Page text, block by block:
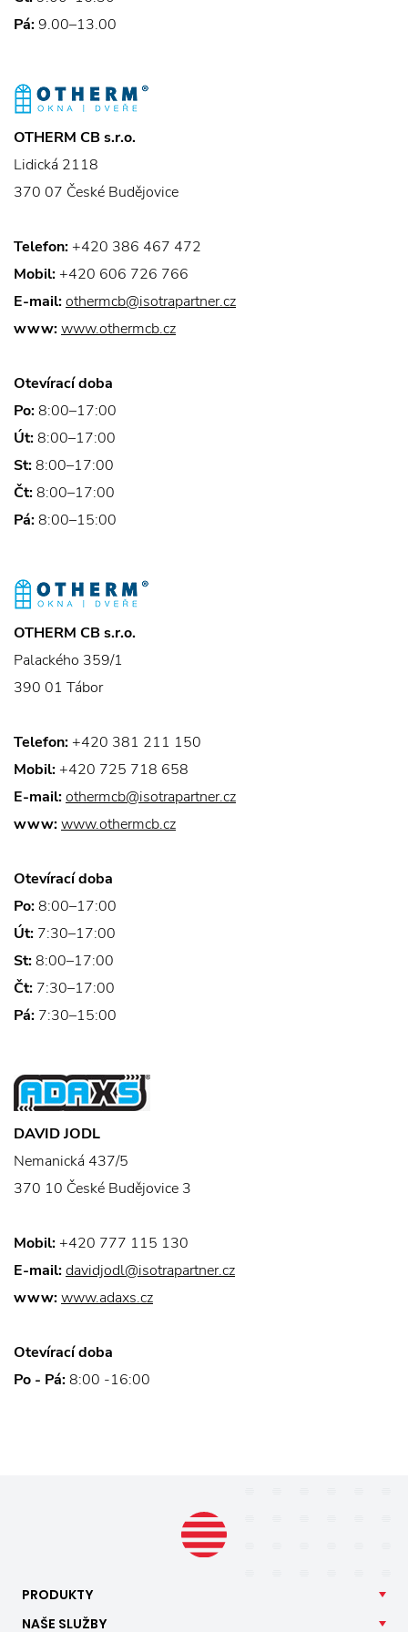
Pá: 9.00–13.00
OTHERM CB s.r.o.
Lidická 2118
370 07 České Budějovice
Telefon: +420 386 467 472
Mobil: +420 606 726 766
E-mail:othermcb@isotrapartner.cz
www:www.othermcb.cz
Otevírací doba
Po:8:00–17:00
Út:8:00–17:00
St:8:00–17:00
Čt:8:00–17:00
Pá:8:00–15:00
OTHERM CB s.r.o.
Palackého 359/1
390 01 Tábor
Telefon: +420 381 211 150
Mobil: +420 725 718 658
E-mail:othermcb@isotrapartner.cz
www:www.othermcb.cz
Otevírací doba
Po:8:00–17:00
Út: 7:30–17:00
St:8:00–17:00
Čt: 7:30–17:00
Pá: 7:30–15:00
DAVID JODL
Nemanická 437/5
370 10 České Budějovice 3
Mobil: +420 777 115 130
E-mail:davidjodl@isotrapartner.cz
www:www.adaxs.cz
Otevírací doba
Po - Pá:8:00 -16:00
PRODUKTY
NAŠE SLUŽBY